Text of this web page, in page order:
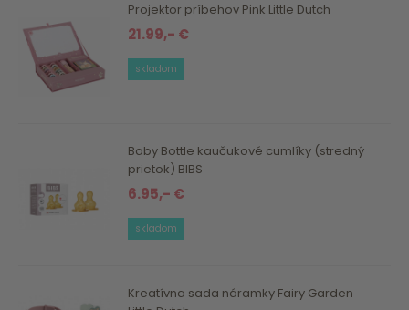
Projektor príbehov Pink Little Dutch
21.99,- €
skladom
Baby Bottle kaučukové cumlíky (stredný
prietok) BIBS
6.95,- €
skladom
Kreatívna sada náramky Fairy Garden